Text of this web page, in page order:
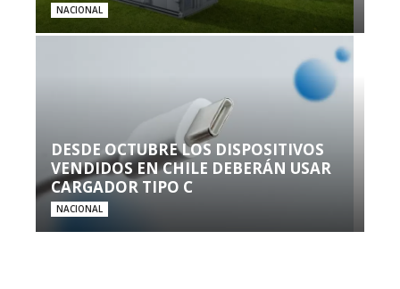
NACIONAL
DESDE OCTUBRE LOS DISPOSITIVOS
VENDIDOS EN CHILE DEBERÁN USAR
CARGADOR TIPO C
NACIONAL